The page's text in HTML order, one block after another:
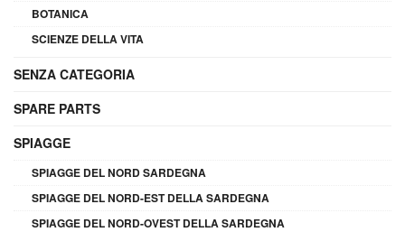
BOTANICA
SCIENZE DELLA VITA
SENZA CATEGORIA
SPARE PARTS
SPIAGGE
SPIAGGE DEL NORD SARDEGNA
SPIAGGE DEL NORD-EST DELLA SARDEGNA
SPIAGGE DEL NORD-OVEST DELLA SARDEGNA